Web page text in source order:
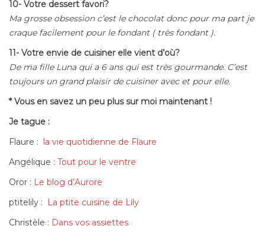
10- Votre dessert favori?
Ma grosse obsession c’est le chocolat donc pour ma part je
craque facilement pour le fondant ( très fondant ).
11- Votre envie de cuisiner elle vient d’où?
De ma fille Luna qui a 6 ans qui est très gourmande. C’est
toujours un grand plaisir de cuisiner avec et pour elle.
* Vous en savez un peu plus sur moi maintenant !
Je tague :
Flaure : la vie quotidienne de Flaure
Angélique : Tout pour le ventre
Oror : Le blog d’Aurore
ptitelily :
La ptite cuisine de Lily
Christèle : Dans vos assiettes